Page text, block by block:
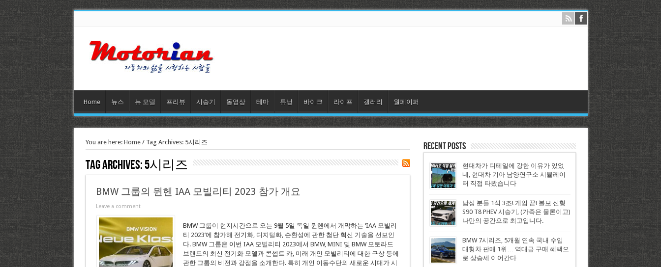
Home 뉴스 뉴 모델 프리뷰 시승기 동영상 테마 튜닝 바이크 라이프 갤러리 월페이퍼
You are here: Home/ Tag Archives: 5시리즈
Tag Archives:5시리즈
BMW 그룹의 뮌헨 IAA 모빌리티 2023 참가 개요
Leave a comment
BMW 그룹이 현지시간으로 오는 9월 5일 독일 뮌헨에서 개막하는 ‘IAA 모빌리
티 2023’에 참가해 전기화, 디지털화, 순환성에 관한 첨단 혁신 기술을 선보인
다. BMW 그룹은 이번 IAA 모빌리티 2023에서 BMW, MINI 및 BMW 모토라드
브랜드의 최신 전기화 모델과 콘셉트 카, 미래 개인 모빌리티에 대한 구상 등에
관한 그룹의 비전과 강점을 소개한다. 특히 개인 이동수단의 새로운 시대가 시
Recent Posts
현대차가 디테일에 강한 이유가 있었
네, 현대차 기아 남양연구소 시뮬레이
터 직접 타봤습니다
남성 분들 1석 3조! 게임 끝! 볼보 신형
S90 T8 PHEV 시승기, (가족은 물론이고)
나만의 공간으로 최고입니다.
BMW 7시리즈, 5개월 연속 국내 수입
대형차 판매 1위… 역대급 구매 혜택으
로 상승세 이어간다